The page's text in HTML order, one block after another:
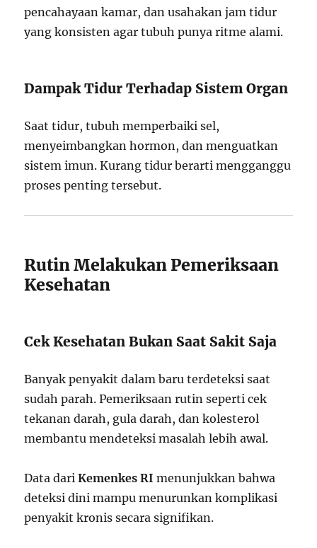
pencahayaan kamar, dan usahakan jam tidur
yang konsisten agar tubuh punya ritme alami.
Dampak Tidur Terhadap Sistem Organ
Saat tidur, tubuh memperbaiki sel,
menyeimbangkan hormon, dan menguatkan
sistem imun. Kurang tidur berarti mengganggu
proses penting tersebut.
Rutin Melakukan Pemeriksaan
Kesehatan
Cek Kesehatan Bukan Saat Sakit Saja
Banyak penyakit dalam baru terdeteksi saat
sudah parah. Pemeriksaan rutin seperti cek
tekanan darah, gula darah, dan kolesterol
membantu mendeteksi masalah lebih awal.
Data dariKemenkes RI menunjukkan bahwa
deteksi dini mampu menurunkan komplikasi
penyakit kronis secara signifikan.